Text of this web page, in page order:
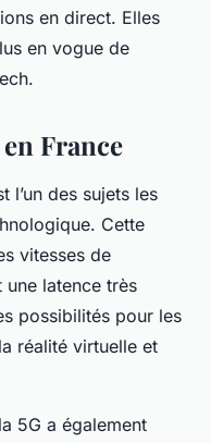
en direct. Elles
en vogue de
en France
l’un des sujets les
Cette
vitesses de
latence très
possibilités pour les
réalité virtuelle et
5G a également